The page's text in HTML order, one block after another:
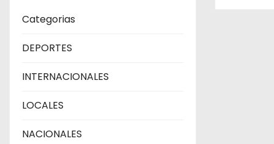
Categorias
DEPORTES
INTERNACIONALES
LOCALES
NACIONALES